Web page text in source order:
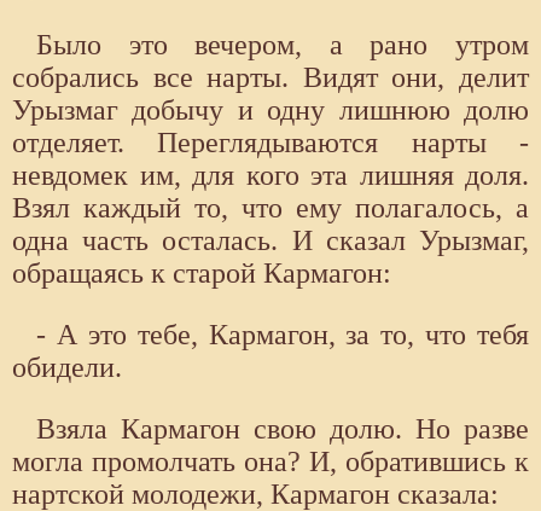
Было это вечером, а рано утром
собрались все нарты. Видят они, делит
Урызмаг добычу и одну лишнюю долю
отделяет. Переглядываются нарты -
невдомек им, для кого эта лишняя доля.
Взял каждый то, что ему полагалось, а
одна часть осталась. И сказал Урызмаг,
обращаясь к старой Кармагон:
- А это тебе, Кармагон, за то, что тебя
обидели.
Взяла Кармагон свою долю. Но разве
могла промолчать она? И, обратившись к
нартской молодежи, Кармагон сказала: